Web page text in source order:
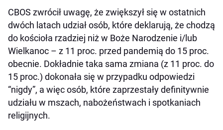
CBOS zwrócił uwagę, że zwiększył się w ostatnich
dwóch latach udział osób, które deklarują, że chodzą
do kościoła rzadziej niż w Boże Narodzenie i/lub
Wielkanoc – z 11 proc. przed pandemią do 15 proc.
obecnie. Dokładnie taka sama zmiana (z 11 proc. do
15 proc.) dokonała się w przypadku odpowiedzi
“nigdy”, a więc osób, które zaprzestały definitywnie
udziału w mszach, nabożeństwach i spotkaniach
religijnych.